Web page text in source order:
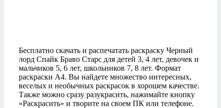
Бесплатно скачать и распечатать раскраску Черный
лорд Спайк Браво Старс для детей 3, 4 лет, девочек и
мальчиков 5, 6 лет, школьников 7, 8 лет. Формат
раскраски А4. Вы найдете множество интересных,
веселых и необычных раскрасок в хорошем качестве.
Также можно сразу разукрасить, нажимайте кнопку
«Раскрасить» и творите на своем ПК или телефоне.